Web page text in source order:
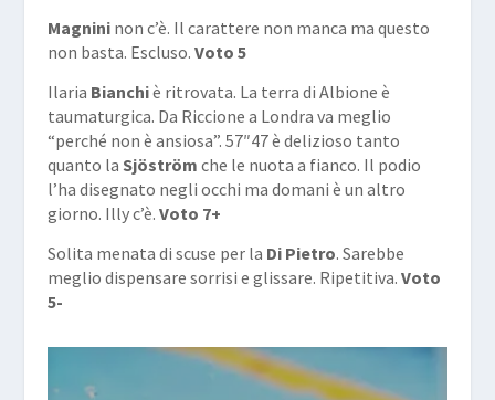
Magnininon c’è. Il carattere non manca ma questo
non basta. Escluso. Voto 5
Ilaria Bianchiè ritrovata. La terra di Albione è
taumaturgica. Da Riccione a Londra va meglio
“perché non è ansiosa”. 57″47 è delizioso tanto
quanto la Sjöström che le nuota a fianco. Il podio
l’ha disegnato negli occhi ma domani è un altro
giorno. Illy c’è. Voto 7+
Solita menata di scuse per la Di Pietro. Sarebbe
meglio dispensare sorrisi e glissare. Ripetitiva. Voto
5-